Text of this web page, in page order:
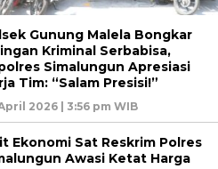
Gunung Malela Bongkar
Kriminal Serbabisa,
Simalungun Apresiasi
Tim: “Salam Presisi!”
2026 | 3:56 pm WIB
Ekonomi Sat Reskrim Polres
Awasi Ketat Harga